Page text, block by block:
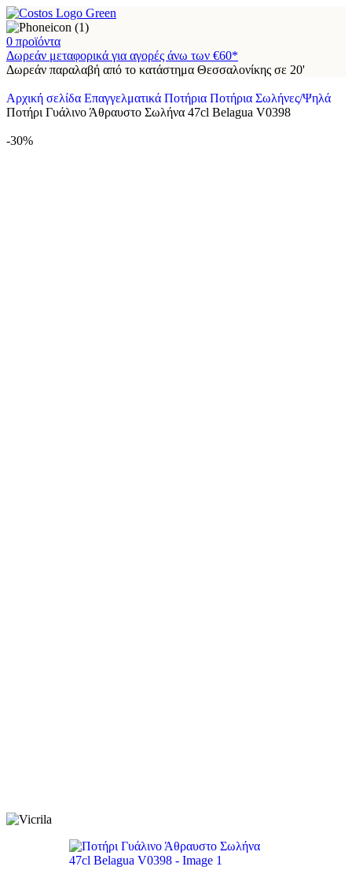
0 προϊόντα
Δωρεάν μεταφορικά για αγορές άνω των €60*
Δωρεάν παραλαβή από το κατάστημα Θεσσαλονίκης σε 20'
Αρχική σελίδα Επαγγελματικά Ποτήρια Ποτήρια Σωλήνες/Ψηλά
Ποτήρι Γυάλινο Άθραυστο Σωλήνα 47cl Belagua V0398
-30%